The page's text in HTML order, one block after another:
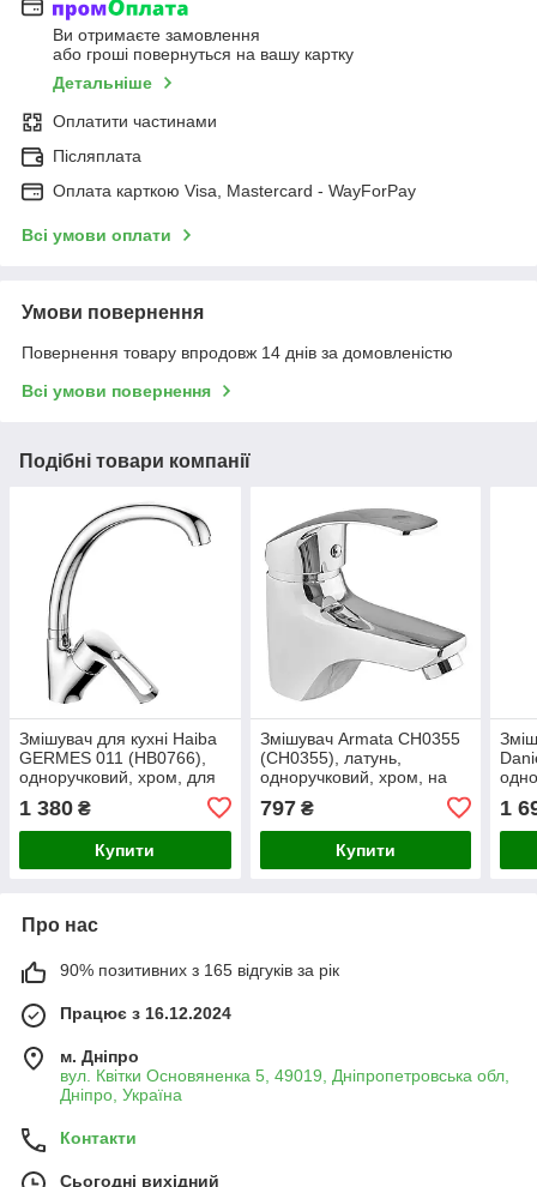
Ви отримаєте замовлення
або гроші повернуться на вашу картку
Детальніше
Оплатити частинами
Післяплата
Оплата карткою Visa, Mastercard - WayForPay
Всі умови оплати
Умови повернення
Повернення товару впродовж 14 днів за домовленістю
Всі умови повернення
Подібні товари компанії
Змішувач для кухні Haiba
GERMES 011 (HB0766),
одноручковий, хром, для
гнучким підключенням
1 380 ₴
Купити
Змішувач Armata CH0355
(CH0355), латунь,
одноручковий, хром, на
797₴
Купити
1
Про нас
90% позитивних з 165 відгуків за рік
Працює з 16.12.2024
м. Дніпро
вул. Квітки Основяненка 5, 49019, Дніпропетровська обл,
Дніпро, Україна
Контакти
Сьогодні вихідний